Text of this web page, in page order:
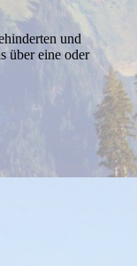
und
über eine oder